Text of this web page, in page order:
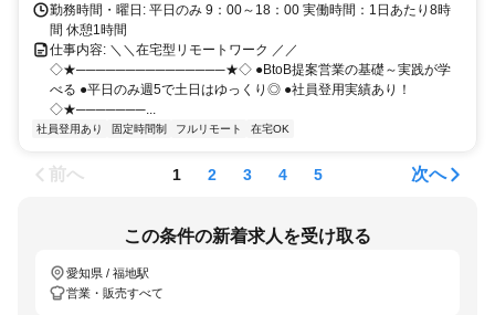
勤務時間・曜日: 平日のみ 9：00～18：00 実働時間：1日あたり8時
間 休憩1時間
仕事内容: ＼＼在宅型リモートワーク ／／
◇★───────────────★◇ ●BtoB提案営業の基礎～実践が学
べる ●平日のみ週5で土日はゆっくり◎ ●社員登用実績あり！
◇★───────...
社員登用あり 固定時間制 フルリモート 在宅OK
前へ 1 2 3 4 5 次へ
この条件の新着求人を受け取る
愛知県 / 福地駅
営業・販売すべて